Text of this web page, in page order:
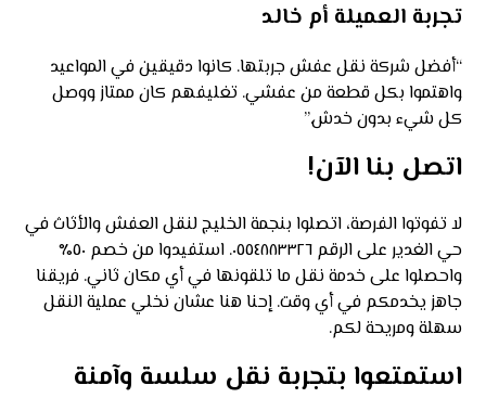
تجربة العميلة أم خالد
“أفضل شركة نقل عفش جربتها. كانوا دقيقين في المواعيد
واهتموا بكل قطعة من عفشي. تغليفهم كان ممتاز ووصل
كل شيء بدون خدش.”
اتصل بنا الآن!
لا تفوتوا الفرصة، اتصلوا بنجمة الخليج لنقل العفش والأثاث في
حي الغدير على الرقم ٠٥٥٤٨٨٣٣٢٦. استفيدوا من خصم ٥٠٪
واحصلوا على خدمة نقل ما تلقونها في أي مكان ثاني. فريقنا
جاهز يخدمكم في أي وقت. إحنا هنا عشان نخلي عملية النقل
سهلة ومريحة لكم.
استمتعوا بتجربة نقل سلسة وآمنة